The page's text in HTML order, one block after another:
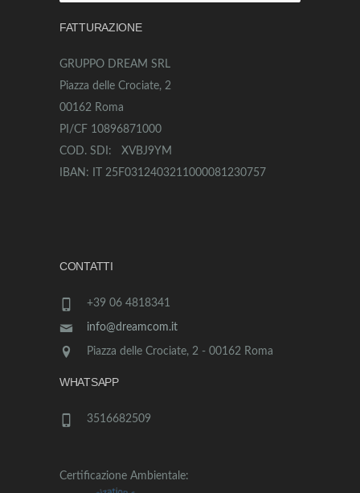
per:
FATTURAZIONE
GRUPPO DREAM SRL
Piazza delle Crociate, 2
00162 Roma
PI/CF 10896871000
COD. SDI: XVBJ9YM
IBAN: IT 25F0312403211000081230757
CONTATTI
+39 06 4818341
info@dreamcom.it
Piazza delle Crociate, 2 - 00162 Roma
WHATSAPP
3516682509
Certificazione Ambientale: